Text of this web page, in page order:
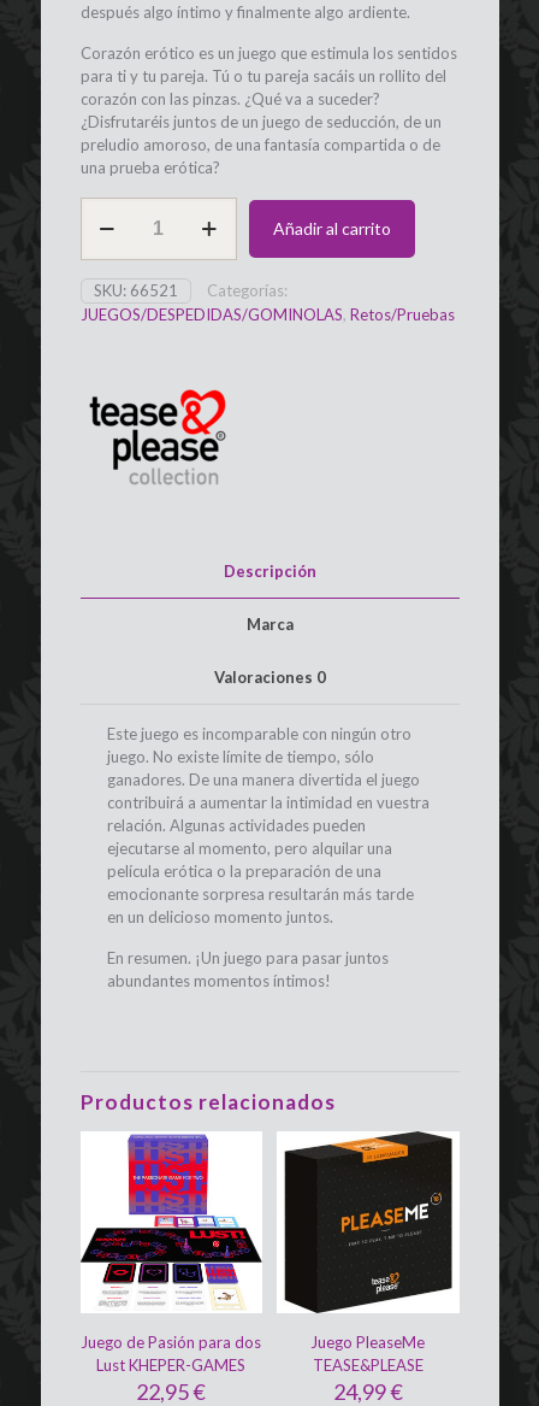
después algo íntimo y finalmente algo ardiente.
Corazón erótico es un juego que estimula los sentidos
para ti y tu pareja. Tú o tu pareja sacáis un rollito del
corazón con las pinzas. ¿Qué va a suceder?
¿Disfrutaréis juntos de un juego de seducción, de un
preludio amoroso, de una fantasía compartida o de
una prueba erótica?
Corazón
Retos
Eróticos
Añadir al carrito
SKU: 66521
Categorías:
JUEGOS/DESPEDIDAS/GOMINOLAS, Retos/Pruebas
Descripción
Marca
Valoraciones 0
Este juego es incomparable con ningún otro
juego. No existe límite de tiempo, sólo
ganadores. De una manera divertida el juego
contribuirá a aumentar la intimidad en vuestra
relación. Algunas actividades pueden
ejecutarse al momento, pero alquilar una
película erótica o la preparación de una
emocionante sorpresa resultarán más tarde
en un delicioso momento juntos.
En resumen. ¡Un juego para pasar juntos
abundantes momentos íntimos!
Productos relacionados
Juego de Pasión para dos
Lust KHEPER-GAMES
22,95€
Juego PleaseMe
TEASE&PLEASE
24,99€